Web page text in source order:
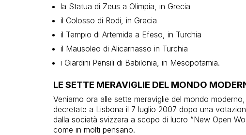
la Statua di Zeus a Olimpia, in Grecia
il Colosso di Rodi, in Grecia
il Tempio di Artemide a Efeso, in Turchia
il Mausoleo di Alicarnasso in Turchia
i Giardini Pensili di Babilonia, in Mesopotamia.
LE SETTE MERAVIGLIE DEL MONDO
Veniamo ora alle sette meraviglie del mondo
decretate a Lisbona il 7 luglio 2007 dopo una
dalla società svizzera a scopo di lucro “New Open
come in molti pensano.